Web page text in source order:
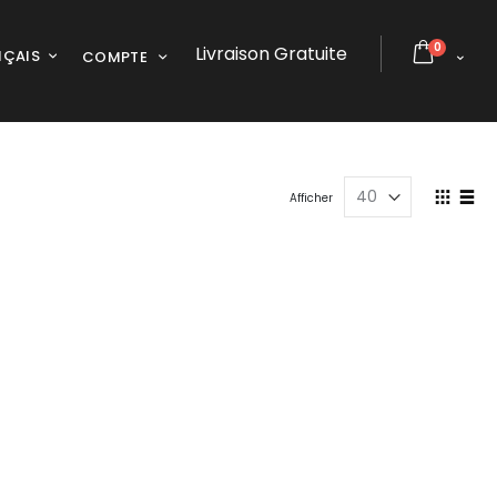
COMPTE Livraison Gratuite Cart
0articles
en
Afficher